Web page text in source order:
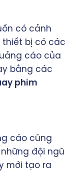
có cảnh
thiết bị có các
cáo của
bằng các
phim
cáo cũng
đội ngũ
mới tạo ra